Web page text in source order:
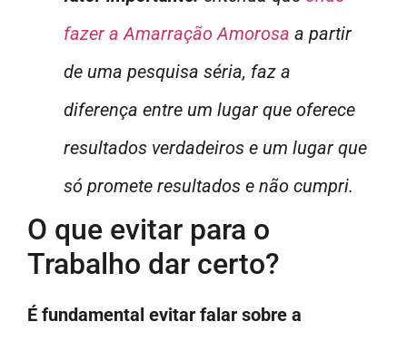
fazer a Amarração Amorosa a partir
de uma pesquisa séria, faz a
diferença entre um lugar que oferece
resultados verdadeiros e um lugar que
só promete resultados e não cumpri.
O que evitar para o
Trabalho dar certo?
É fundamental evitar falar sobre a